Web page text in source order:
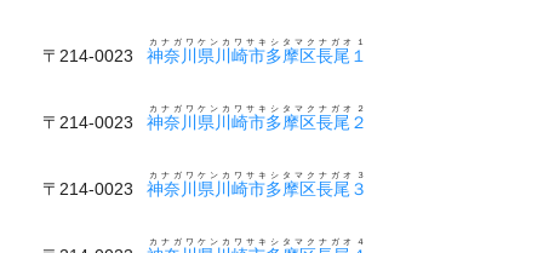
〒214-0023 神奈川県川崎市多摩区長尾１
カナガワケンカワサキシタマクナガオ１
〒214-0023 神奈川県川崎市多摩区長尾２
カナガワケンカワサキシタマクナガオ２
〒214-0023 神奈川県川崎市多摩区長尾３
カナガワケンカワサキシタマクナガオ３
カナガワケンカワサキシタマクナガオ４